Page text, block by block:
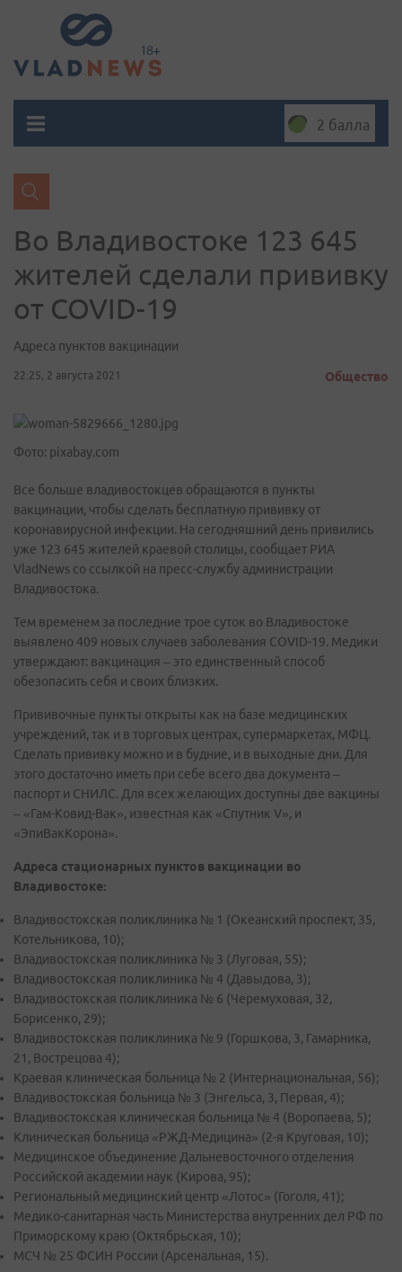
2 балла
Во Владивостоке 123 645
жителей сделали прививку
от COVID-19
Адреса пунктов вакцинации
22:25, 2 августа 2021 Общество
Фото: pixabay.com
Все больше владивостокцев обращаются в пункты
вакцинации, чтобы сделать бесплатную прививку от
коронавирусной инфекции. На сегодняшний день привились
уже 123 645 жителей краевой столицы, сообщает РИА
VladNews со ссылкой на пресс-службу администрации
Владивостока.
Тем временем за последние трое суток во Владивостоке
выявлено 409 новых случаев заболевания COVID-19. Медики
утверждают: вакцинация – это единственный способ
обезопасить себя и своих близких.
Прививочные пункты открыты как на базе медицинских
учреждений, так и в торговых центрах, супермаркетах, МФЦ.
Сделать прививку можно и в будние, и в выходные дни. Для
этого достаточно иметь при себе всего два документа –
паспорт и СНИЛС. Для всех желающих доступны две вакцины
– «Гам-Ковид-Вак», известная как «Спутник V», и
«ЭпиВакКорона».
Адреса стационарных пунктов вакцинации во
Владивостоке:
Владивостокская поликлиника № 1 (Океанский проспект, 35,
Котельникова, 10);
Владивостокская поликлиника № 3 (Луговая, 55);
Владивостокская поликлиника № 4 (Давыдова, 3);
Владивостокская поликлиника № 6 (Черемуховая, 32,
Борисенко, 29);
Владивостокская поликлиника № 9 (Горшкова, 3, Гамарника,
21, Вострецова 4);
Краевая клиническая больница № 2 (Интернациональная, 56);
Владивостокская больница № 3 (Энгельса, 3, Первая, 4);
Владивостокская клиническая больница № 4 (Воропаева, 5);
Клиническая больница «РЖД-Медицина» (2-я Круговая, 10);
Медицинское объединение Дальневосточного отделения
Российской академии наук (Кирова, 95);
Региональный медицинский центр «Лотос» (Гоголя, 41);
Медико-санитарная часть Министерства внутренних дел РФ по
Приморскому краю (Октябрьская, 10);
МСЧ № 25 ФСИН России (Арсенальная, 15).